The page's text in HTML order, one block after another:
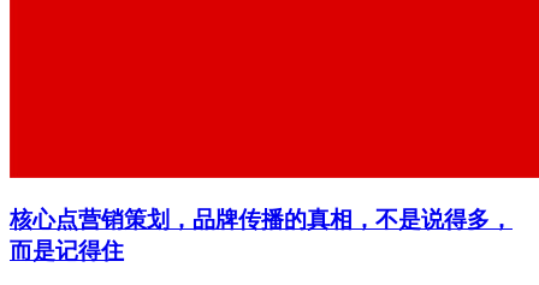
核心点营销策划，品牌传播的真相，不是说得多，
而是记得住